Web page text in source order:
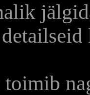
toimib